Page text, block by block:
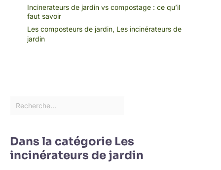
Incinerateurs de jardin vs compostage : ce qu’il
faut savoir
Les composteurs de jardin, Les incinérateurs de
jardin
Dans la catégorie Les
incinérateurs de jardin